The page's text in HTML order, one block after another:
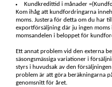
Kundkredittid i månader
Kom ihåg att kundfordringarna
moms. Justera för detta om du har
exportförsäljning där ju ingen
momsandelen i beloppet för
Ett annat problem vid den externa
säsongsmässiga variationer i
styrs i huvudsak av den
problem är att göra beräkningarna
genomsnitt för året.